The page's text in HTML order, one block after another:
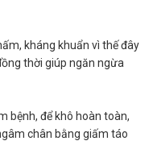
kháng khuẩn vì thế đây
thời giúp ngăn ngừa
bệnh, để khô hoàn toàn,
chân bằng giấm táo